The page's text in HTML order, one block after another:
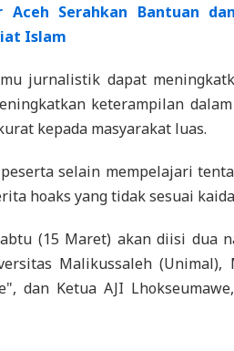
Aceh Serahkan Bantuan
Islam
jurnalistik dapat
keterampilan
kepada masyarakat luas.
peserta selain mempelajari
hoaks yang tidak sesuai
(15 Maret) akan diisi dua
Malikussaleh (Unimal),
dan Ketua AJI